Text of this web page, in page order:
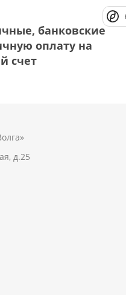
банковские
оплату на
счет
д.25